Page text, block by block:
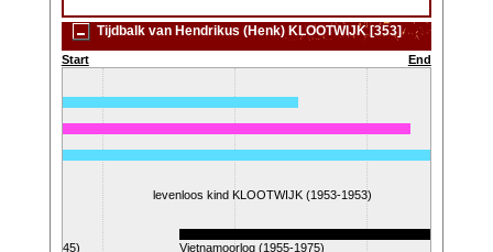
Tijdbalk van Hendrikus (Henk) KLOOTWIJK [353]
Start End
Vietnamoorlog (1955-1975)
levenloos kind KLOOTWIJK (1953-1953)
II (1940-1945)